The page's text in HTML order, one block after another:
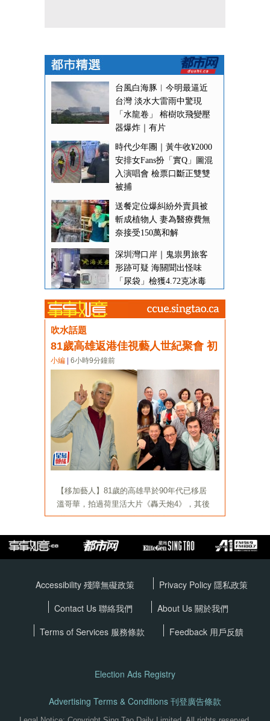
Accessibility 殘障無礙政策 Privacy Policy 隱私政策
Contact Us 聯絡我們
About Us 關於我們
Terms of Services 服務條款 Feedback 用戶反饋
Election Ads Registry
Advertising Terms & Conditions 刊登廣告條款